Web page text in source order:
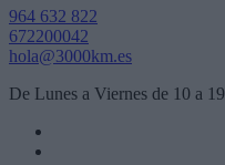
964 632 822
672200042
hola@3000km.es
De Lunes a Viernes de 10 a 19